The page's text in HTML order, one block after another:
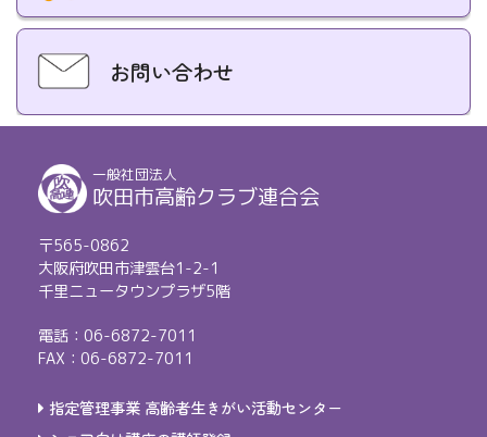
お問い合わせ
一般社団法人
吹田市高齢クラブ連合会
〒565-0862
大阪府吹田市津雲台1-2-1
千里ニュータウンプラザ5階
電話：06-6872-7011
FAX：06-6872-7011
指定管理事業 高齢者生きがい活動センター